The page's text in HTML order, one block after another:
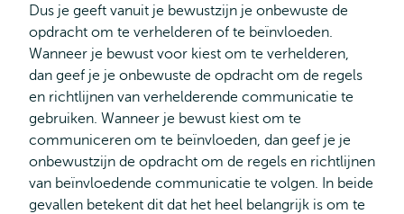
Dus je geeft vanuit je bewustzijn je onbewuste de
opdracht om te verhelderen of te beïnvloeden.
Wanneer je bewust voor kiest om te verhelderen,
dan geef je je onbewuste de opdracht om de regels
en richtlijnen van verhelderende communicatie te
gebruiken. Wanneer je bewust kiest om te
communiceren om te beïnvloeden, dan geef je je
onbewustzijn de opdracht om de regels en richtlijnen
van beïnvloedende communicatie te volgen. In beide
gevallen betekent dit dat het heel belangrijk is om te